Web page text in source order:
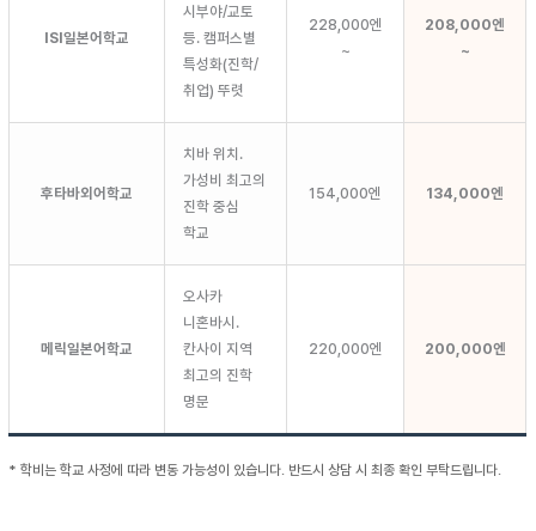
ISI일본어학교
시부야/교토
등. 캠퍼스별
특성화(진학/
취업) 뚜렷
228,000엔
~
208,000엔
~
후타바외어학교
치바 위치.
가성비 최고의
진학 중심
학교
154,000엔 134,000엔
메릭일본어학교
오사카
니혼바시.
칸사이 지역
최고의 진학
명문
220,000엔 200,000엔
* 학비는 학교 사정에 따라 변동 가능성이 있습니다. 반드시 상담 시 최종 확인 부탁드립니다.